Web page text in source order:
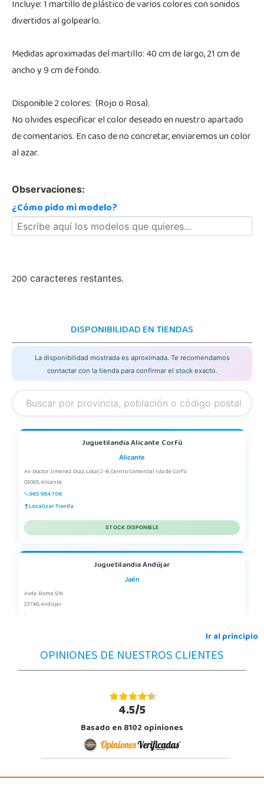
Incluye: 1 martillo de plástico de varios colores con sonidos
divertidos al golpearlo.
Medidas aproximadas del martillo: 40 cm de largo, 21 cm de
ancho y 9 cm de fondo.
Disponible 2 colores: (Rojo o Rosa).
No olvides especificar el color deseado en nuestro apartado
de comentarios. En caso de no concretar, enviaremos un color
al azar.
Observaciones:
¿Cómo pido mi modelo?
200 caracteres restantes.
DISPONIBILIDAD EN TIENDAS
La disponibilidad mostrada es aproximada. Te recomendamos
contactar con la tienda para confirmar el stock exacto.
Juguetilandia Alicante Corfú
Alicante
Av. Doctor Jimenez Diaz, Local 2-B. Centro Comercial Isla de Corfú
03005, Alicante
965 984 706
Localizar Tienda
STOCK DISPONIBLE
Juguetilandia Andújar
Jaén
Avda. Roma S/N
23740, Andújar
Juguetilandia Armilla
Granada
Ir al principio
OPINIONES DE NUESTROS CLIENTES
4.5/5
Basado en 8102 opiniones